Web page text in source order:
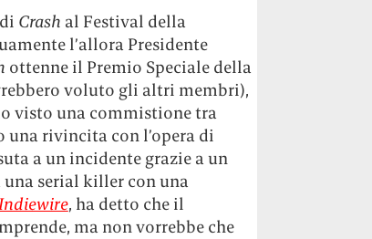
Crash al Festival della
l’allora Presidente
ottenne il Premio Speciale della
voluto gli altri membri),
visto una commistione tra
una rivincita con l’opera di
a un incidente grazie a un
serial killer con una
, ha detto che il
ma non vorrebbe che